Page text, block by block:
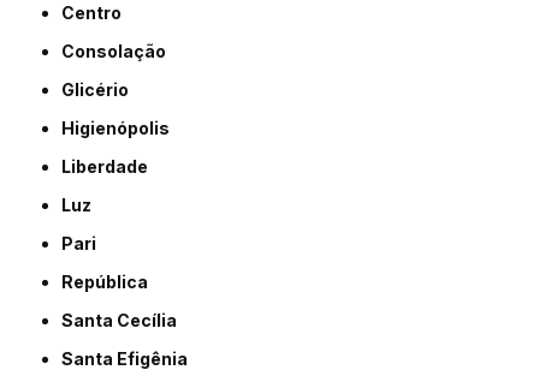
Centro
Consolação
Glicério
Higienópolis
Liberdade
Luz
Pari
República
Santa Cecília
Santa Efigênia